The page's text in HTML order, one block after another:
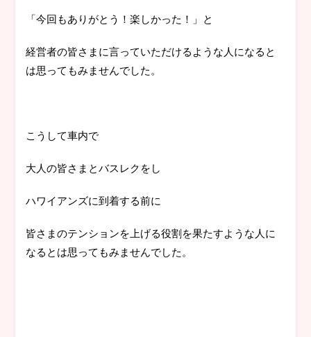
「今回もありがとう！楽しかった！」と
経営者の皆さまに言っていただけるような人になると
は思ってもみませんでした。
こうして車内で
大人の皆さまとバスレクをし
ハワイアンズに到着する前に
皆さまのテンションを上げる役割を果たすような人に
なるとは思ってもみませんでした。